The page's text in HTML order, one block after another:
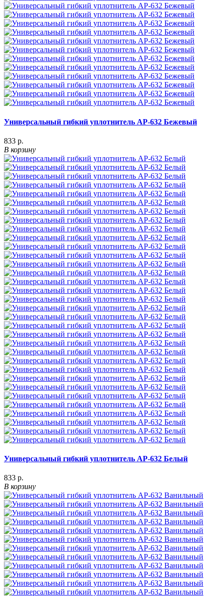
Универсальный гибкий уплотнитель АР-632 Бежевый
833 р.
В корзину
Универсальный гибкий уплотнитель АР-632 Белый
833 р.
В корзину